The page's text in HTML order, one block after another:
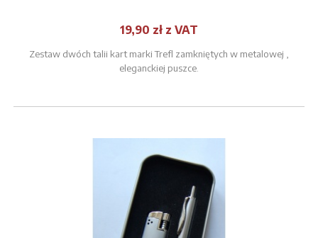
19,90 zł z VAT
Zestaw dwóch talii kart marki Trefl zamkniętych w metalowej ,
eleganckiej puszce.